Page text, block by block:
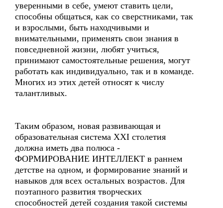
уверенными в себе, умеют ставить цели,
способны общаться, как со сверстниками, так
и взрослыми, быть находчивыми и
внимательными, применять свои знания в
повседневной жизни, любят учиться,
принимают самостоятельные решения, могут
работать как индивидуально, так и в команде.
Многих из этих детей относят к числу
талантливых.
Таким образом, новая развивающая и
образовательная система XXI столетия
должна иметь два полюса -
ФОРМИРОВАНИЕ ИНТЕЛЛЕКТ в раннем
детстве на одном, и формирование знаний и
навыков для всех остальных возрастов. Для
поэтапного развития творческих
способностей детей создания такой системы